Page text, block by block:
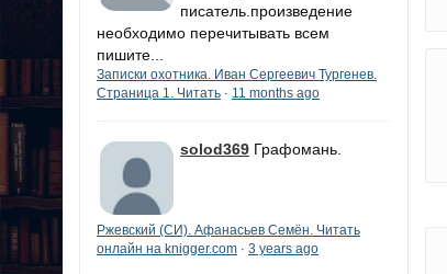
писатель.произведение
необходимо перечитывать всем
пишите...
Записки охотника. Иван Сергеевич Тургенев.
Страница 1. Читать · 11 months ago
solod369 Графомань.
Ржевский (СИ). Афанасьев Семён. Читать
онлайн на knigger.com · 3 years ago